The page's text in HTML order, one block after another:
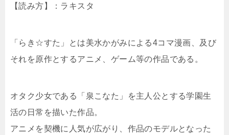
【読み方】：ラキスタ
「らき☆すた」とは美水かがみによる4コマ漫画、及び
それを原作とするアニメ、ゲーム等の作品である。
オタク少女である「泉こなた」を主人公とする学園生
活の日常を描いた作品。
アニメを契機に人気が広がり、作品のモデルとなった